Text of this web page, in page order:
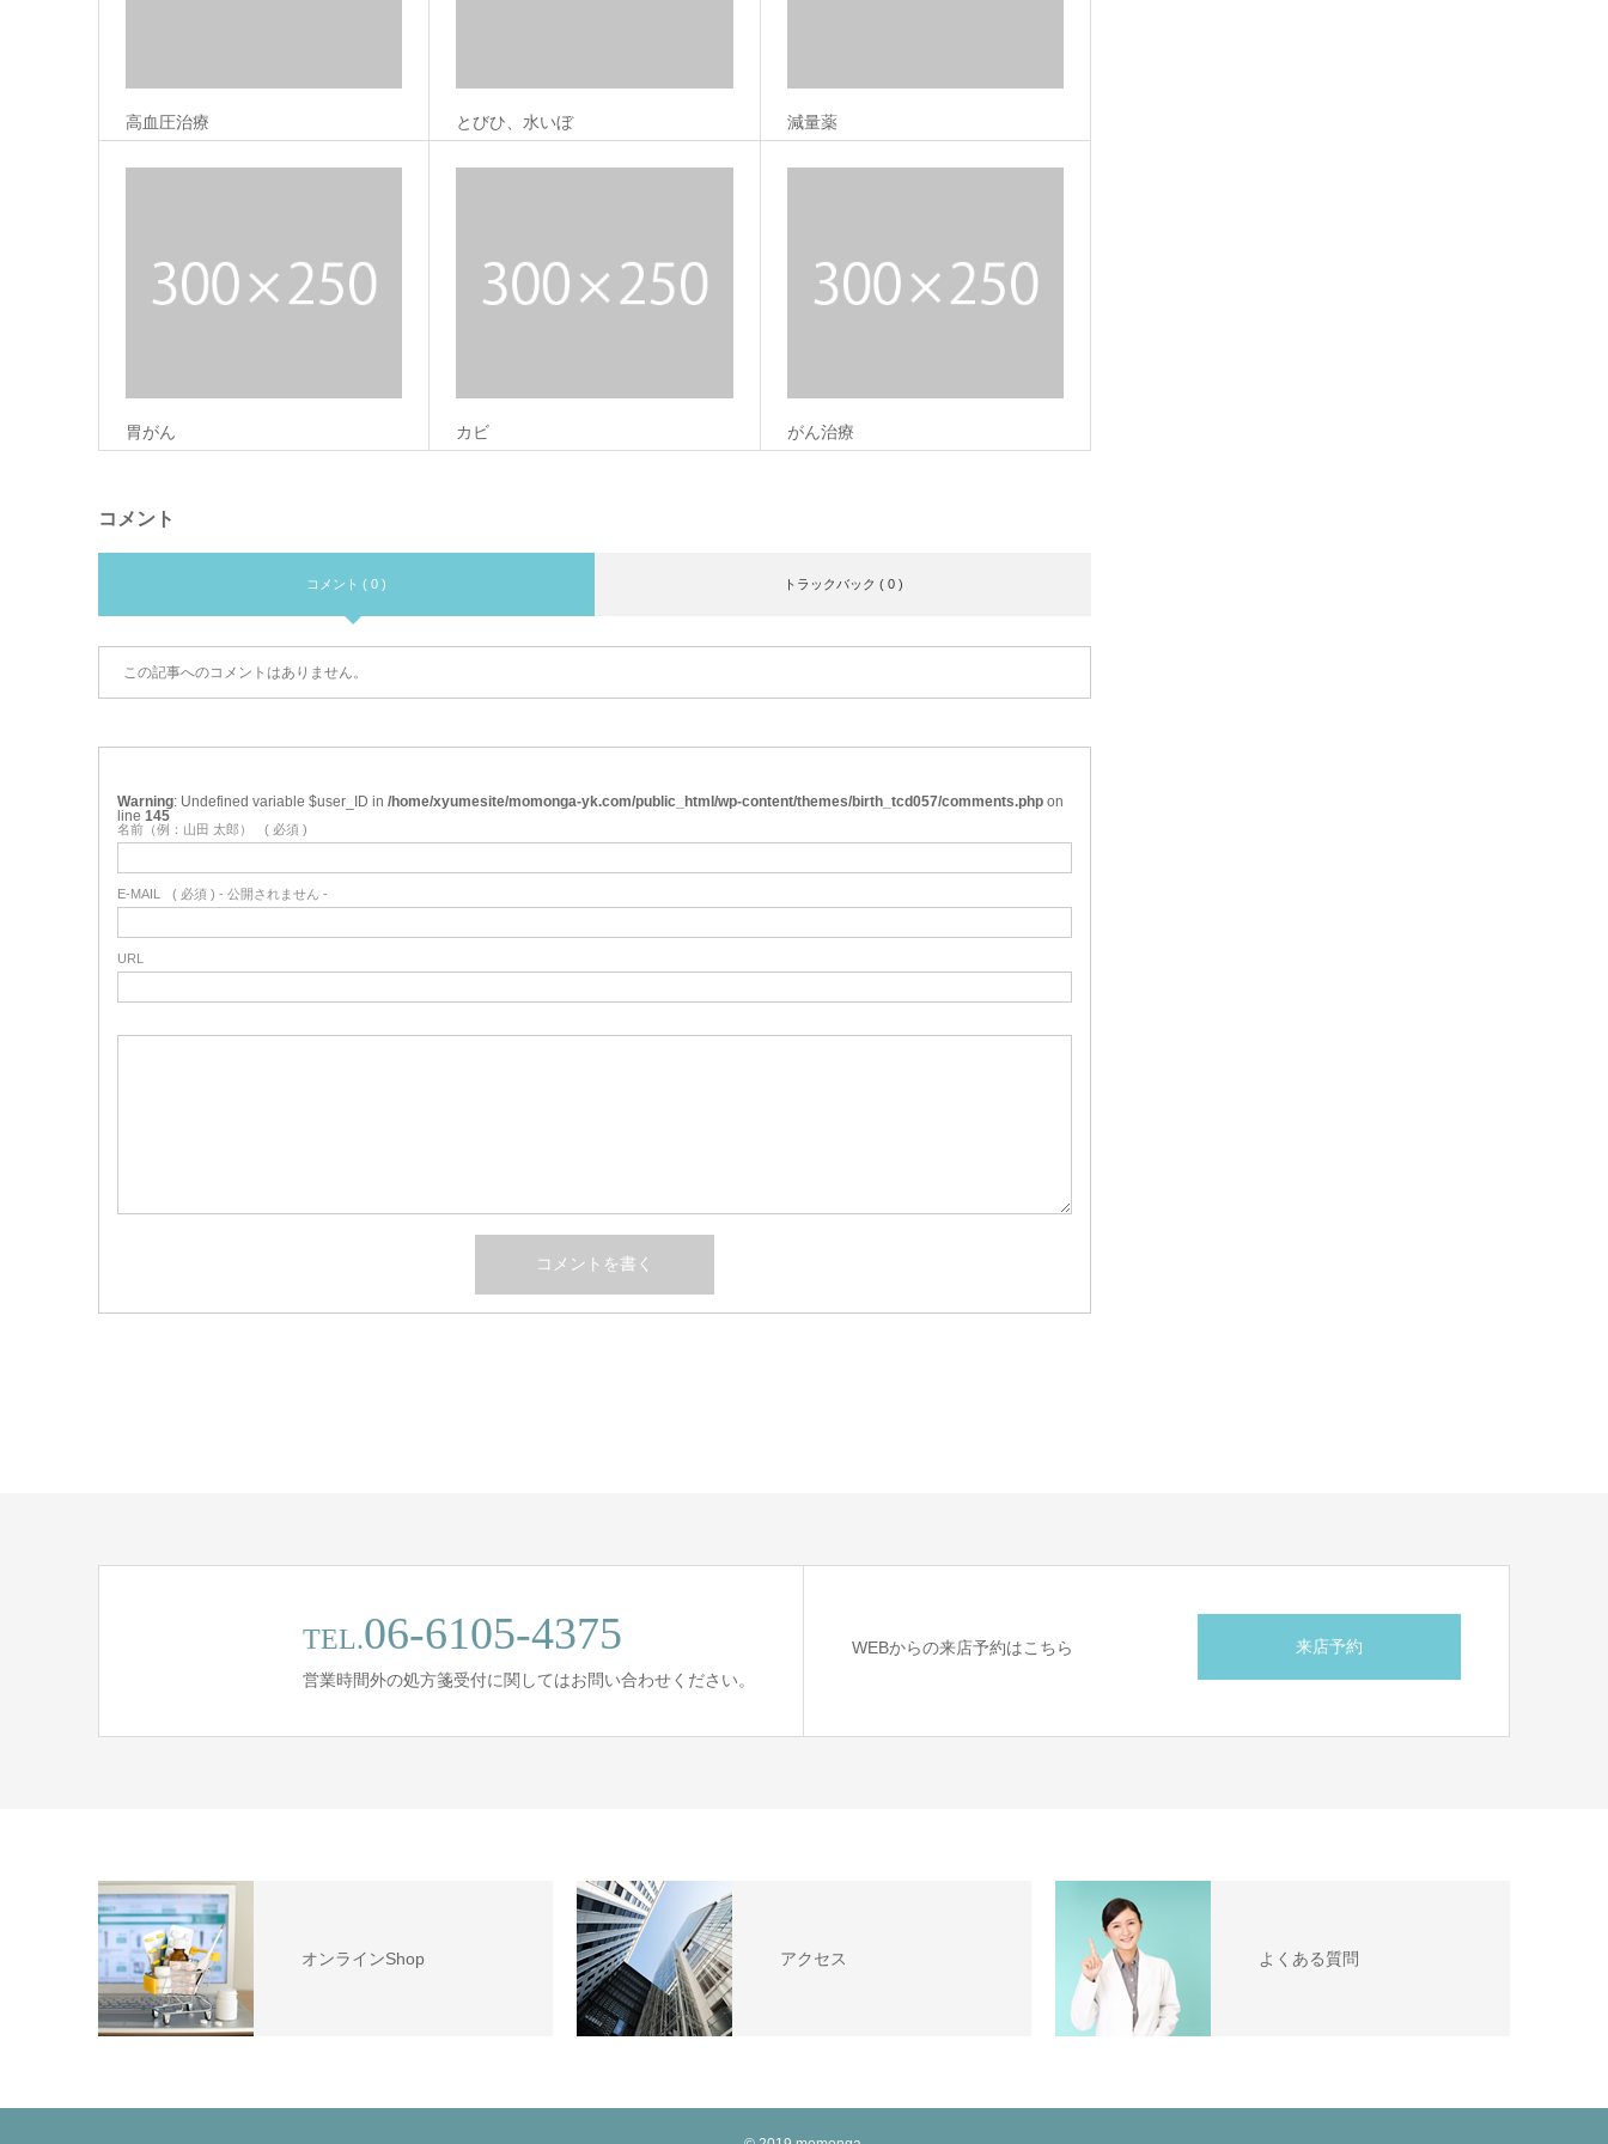
高血圧治療 とびひ、水いぼ 減量薬
胃がん カビ がん治療
コメント
コメント ( 0 ) トラックバック ( 0 )
この記事へのコメントはありません。
Warning : Undefined variable $user_ID in /home/xyumesite/momonga-yk.com/public_html/wp-content/themes/birth_tcd057/comments.php on
line 145
名前（例：山田 太郎） ( 必須 )
E-MAIL ( 必須 ) - 公開されません -
URL
TEL.06-6105-4375
営業時間外の処方箋受付に関してはお問い合わせください。
WEBからの来店予約はこちら 来店予約
オンラインShop アクセス よくある質問